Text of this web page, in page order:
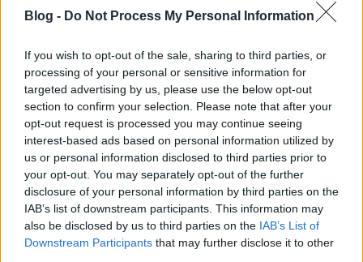
Blog - Do Not Process My Personal Information
If you wish to opt-out of the sale, sharing to third parties, or
processing of your personal or sensitive information for
targeted advertising by us, please use the below opt-out
section to confirm your selection. Please note that after your
opt-out request is processed you may continue seeing
interest-based ads based on personal information utilized by
us or personal information disclosed to third parties prior to
your opt-out. You may separately opt-out of the further
disclosure of your personal information by third parties on the
IAB’s list of downstream participants. This information may
also be disclosed by us to third parties on the IAB’s List of
Downstream Participants that may further disclose it to other
„A hetvenes évek végén mindenféle irányban tombolt
bennem a kreativitás, a Várszínháztól kaptam
felkérést, hogy csináljak önálló esteket, aztán az
Egyetemi Színpadtól is, és elkezdtem saját
magamnak is dalokat írni. Pontosabban addigra
már megvolt néhány olyan szám, mint aSzemélyi
igazolvány, vagy aFilléres emlékeim, az egyik egy kicsit
inkább kabaréba illő, a másik sanzonos, és ezek nem
fértek bele a zenekari repertoárba” – mesélteBródy
János 2011-ben a Recordernek arról, hogyan indult a
szólópályafutása.